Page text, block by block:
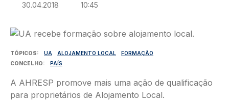
30.04.2018 10:45
Imagem
TÓPICOS UA ALOJAMENTO LOCAL
FORMAÇÃO
CONCELHO
PAÍS
A AHRESP promove mais uma ação de qualificação
para proprietários de Alojamento Local.